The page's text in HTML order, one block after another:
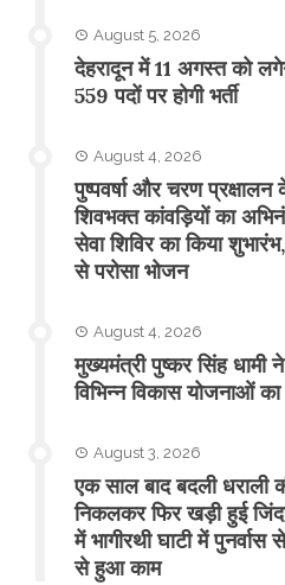
August 5, 2026
​देहरादून में 11 अगस्त को
559 पदों पर होगी भर्ती
August 4, 2026
पुष्पवर्षा और चरण
शिवभक्त कांवड़ियों का
सेवा शिविर का किया
से परोसा भोजन
August 4, 2026
मुख्यमंत्री पुष्कर सिंह धामी
विभिन्न विकास योजनाओं का
August 3, 2026
एक साल बाद बदली
निकलकर फिर खड़ी हुई
में भागीरथी घाटी में
से हुआ काम